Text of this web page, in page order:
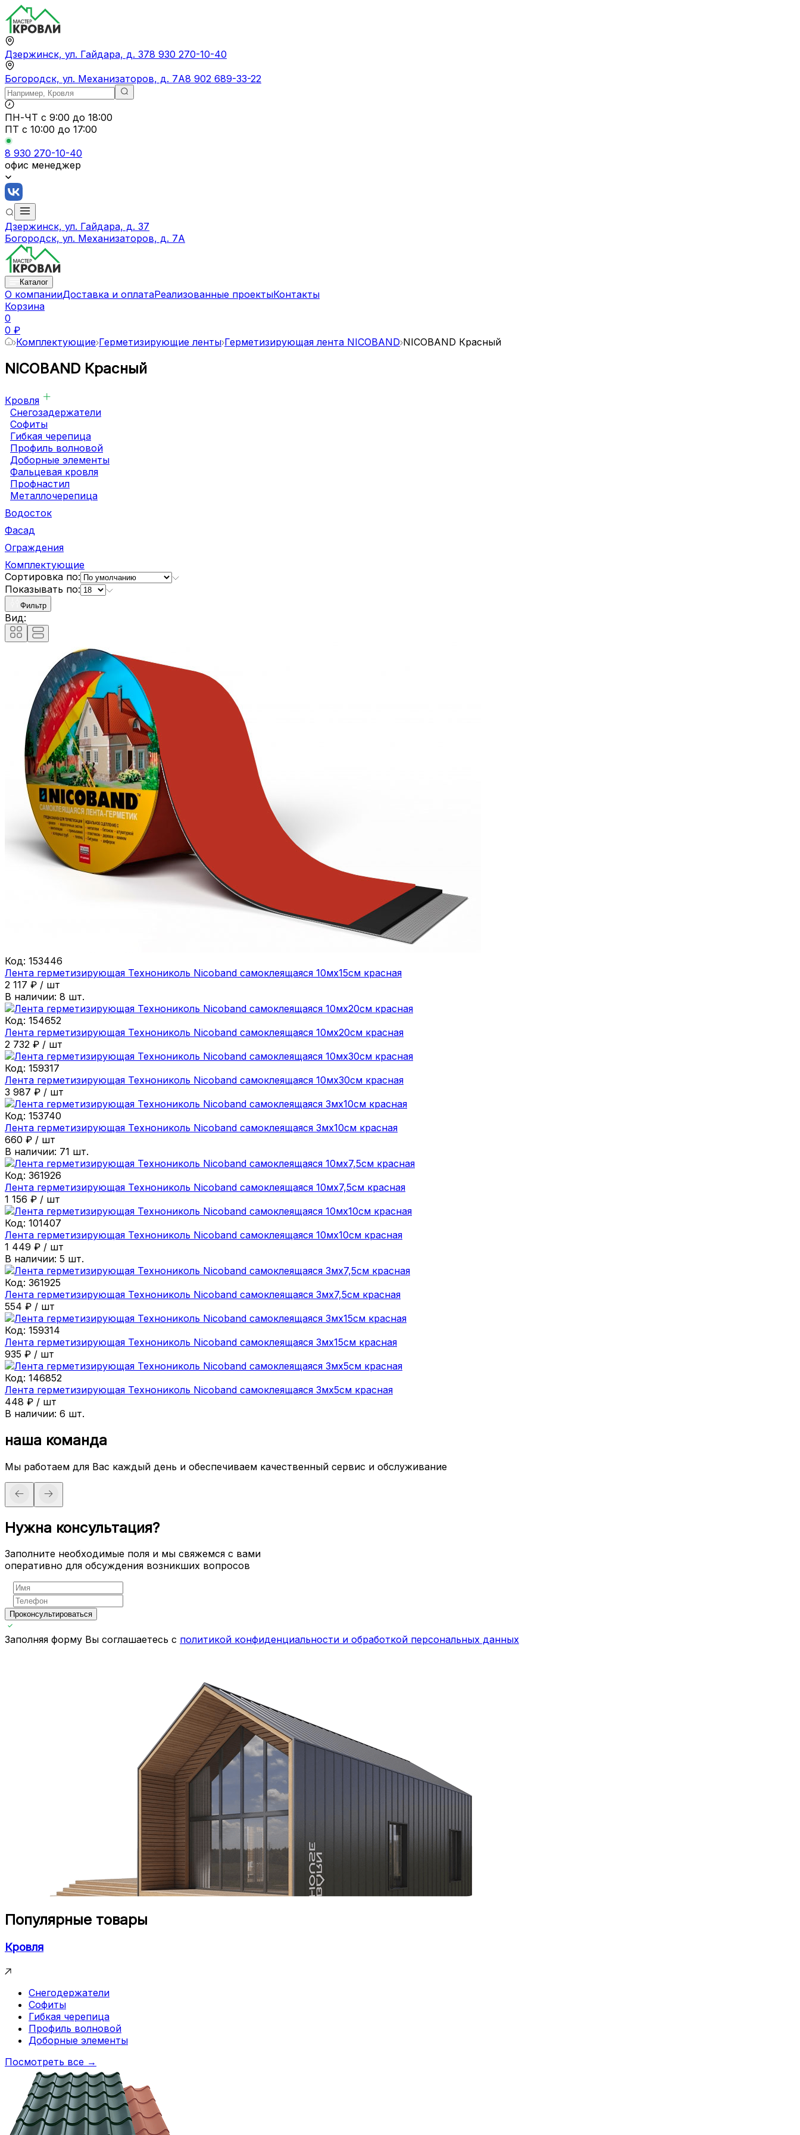
Дзержинск, ул. Гайдара, д. 378 930 270-10-40
Богородск, ул. Механизаторов, д. 7А8 902 689-33-22
ПН-ЧТ с 9:00 до 18:00
ПТ с 10:00 до 17:00
8 930 270-10-40
офис менеджер
Дзержинск, ул. Гайдара, д. 37
Богородск, ул. Механизаторов, д. 7А
Каталог
О компанииДоставка и оплатаРеализованные проектыКонтакты
Корзина
0
0 ₽
Комплектующие Герметизирующие ленты Герметизирующая лента NICOBAND NICOBAND Красный
NICOBAND Красный
Кровля
Снегозадержатели
Софиты
Гибкая черепица
Профиль волновой
Доборные элементы
Фальцевая кровля
Профнастил
Металлочерепица
Водосток
Фасад
Ограждения
Комплектующие
Сортировка по:
Показывать по:
Фильтр
Вид:
Код: 153446
Лента герметизирующая Технониколь Nicoband самоклеящаяся 10мх15см красная
2 117 ₽ / шт
В наличии: 8 шт.
Код: 154652
Лента герметизирующая Технониколь Nicoband самоклеящаяся 10мх20см красная
2 732 ₽ / шт
Код: 159317
Лента герметизирующая Технониколь Nicoband самоклеящаяся 10мх30см красная
3 987 ₽ / шт
Код: 153740
Лента герметизирующая Технониколь Nicoband самоклеящаяся 3мх10см красная
660 ₽ / шт
В наличии: 71 шт.
Код: 361926
Лента герметизирующая Технониколь Nicoband самоклеящаяся 10мх7,5см красная
1 156 ₽ / шт
Код: 101407
Лента герметизирующая Технониколь Nicoband самоклеящаяся 10мх10см красная
1 449 ₽ / шт
В наличии: 5 шт.
Код: 361925
Лента герметизирующая Технониколь Nicoband самоклеящаяся 3мх7,5см красная
554 ₽ / шт
Код: 159314
Лента герметизирующая Технониколь Nicoband самоклеящаяся 3мх15см красная
935 ₽ / шт
Код: 146852
Лента герметизирующая Технониколь Nicoband самоклеящаяся 3мх5см красная
448 ₽ / шт
В наличии: 6 шт.
наша команда
Мы работаем для Вас каждый день и обеспечиваем качественный сервис и обслуживание
Нужна консультация?
Заполните необходимые поля и мы свяжемся с вами
оперативно для обсуждения возникших вопросов
Проконсультироваться
Заполняя форму Вы соглашаетесь с политикой конфиденциальности и обработкой персональных данных
Популярные товары
Кровля
Снегодержатели
Софиты
Гибкая черепица
Профиль волновой
Доборные элементы
Посмотреть все →